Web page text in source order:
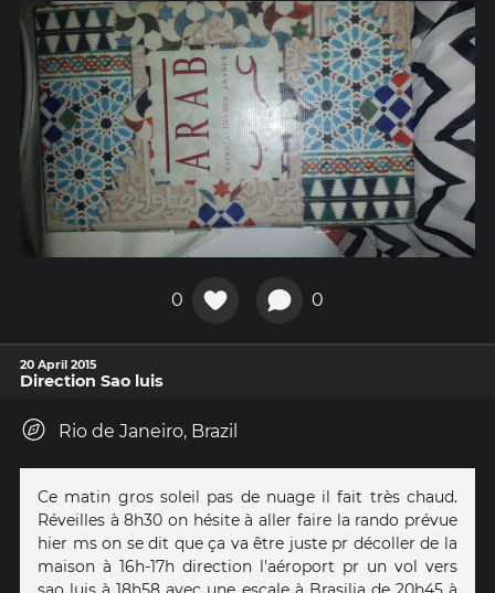
0 0
20 April 2015
Direction Sao luis
Rio de Janeiro, Brazil
Ce matin gros soleil pas de nuage il fait très chaud.
Réveilles à 8h30 on hésite à aller faire la rando prévue
hier ms on se dit que ça va être juste pr décoller de la
maison à 16h-17h direction l'aéroport pr un vol vers